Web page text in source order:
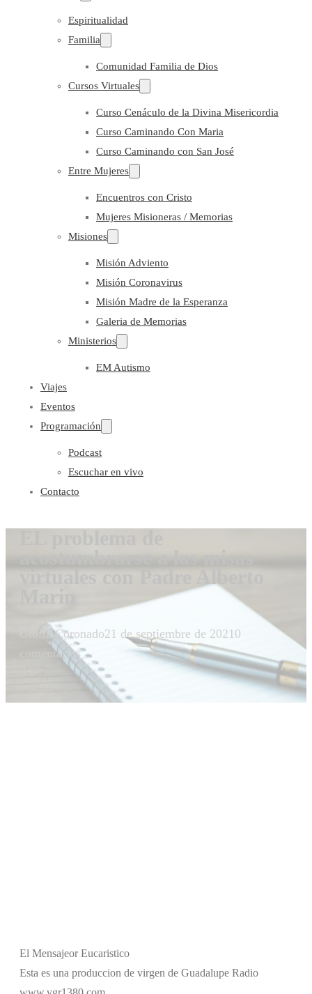
Espiritualidad
Familia
Comunidad Familia de Dios
Cursos Virtuales
Curso Cenáculo de la Divina Misericordia
Curso Caminando Con Maria
Curso Caminando con San José
Entre Mujeres
Encuentros con Cristo
Mujeres Misioneras / Memorias
Misiones
Misión Adviento
Misión Coronavirus
Misión Madre de la Esperanza
Galeria de Memorias
Ministerios
EM Autismo
Viajes
Eventos
Programación
Podcast
Escuchar en vivo
Contacto
acostumbrarse a las misas
Gloria Coronado21 de septiembre de 2021 0
comentarios
El Mensajeor Eucaristico
Esta es una produccion de virgen de Guadalupe Radio